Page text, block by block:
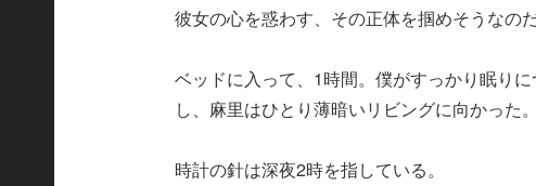
彼女の心を惑わす、その正体を掴めそうなのだ
ベッドに入って、1時間。僕がすっかり眠り
し、麻里はひとり薄暗いリビングに向かった。
時計の針は深夜2時を指している。